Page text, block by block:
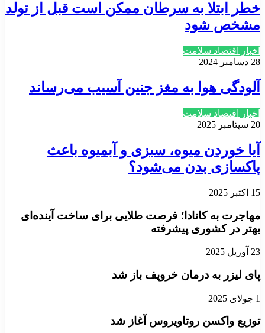
خطر ابتلا به سرطان ممکن است قبل از تولد
مشخص شود
اخبار اقتصاد سلامت
28 دسامبر 2024
آلودگی هوا به مغز جنین آسیب می‌رساند
اخبار اقتصاد سلامت
20 سپتامبر 2025
آیا خوردن میوه، سبزی و آبمیوه باعث
پاکسازی بدن می‌شود؟
15 اکتبر 2025
مهاجرت به کانادا؛ فرصت طلایی برای ساخت آینده‌ای
بهتر در کشوری پیشرفته
23 آوریل 2025
پای لیزر به درمان خروپف باز شد
1 جولای 2025
توزیع واکسن روتاویروس آغاز شد